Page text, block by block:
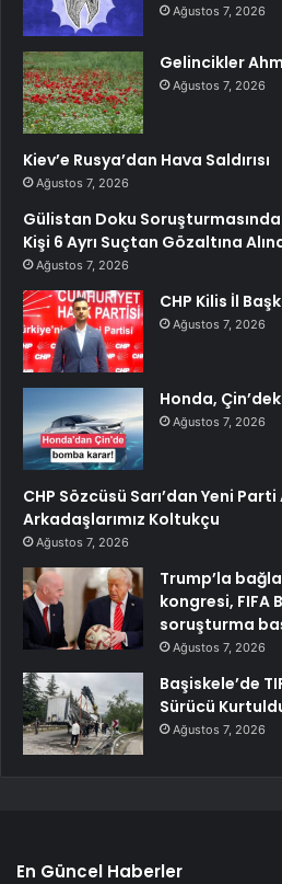
Ağustos 7, 2026
Gelincikler
Ağustos 7, 2026
Kiev’e Rusya’dan Hava Saldırısı
Ağustos 7, 2026
Gülistan Doku
Kişi 6 Ayrı Suçtan Gözaltına
Ağustos 7, 2026
CHP Kilis İl
Ağustos 7, 2026
Honda,
Ağustos 7, 2026
CHP Sözcüsü Sarı’dan Yeni
Arkadaşlarımız Koltukçu
Ağustos 7, 2026
Trump’la
kongresi, FIFA
soruşturma
Ağustos 7, 2026
Başiskele’de
Sürücü
Ağustos 7, 2026
En Güncel Haberler